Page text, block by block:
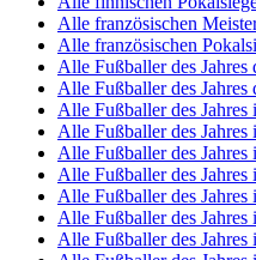
Alle französischen
Alle französischen
Alle Fußballer des
Alle Fußballer des Jahres
Alle Fußballer des
Alle Fußballer des Jahres
Alle Fußballer des Jahres
Alle Fußballer des Jahres
Alle Fußballer des Jahres
Alle Fußballer des Jahres
Alle Fußballer des Jahres